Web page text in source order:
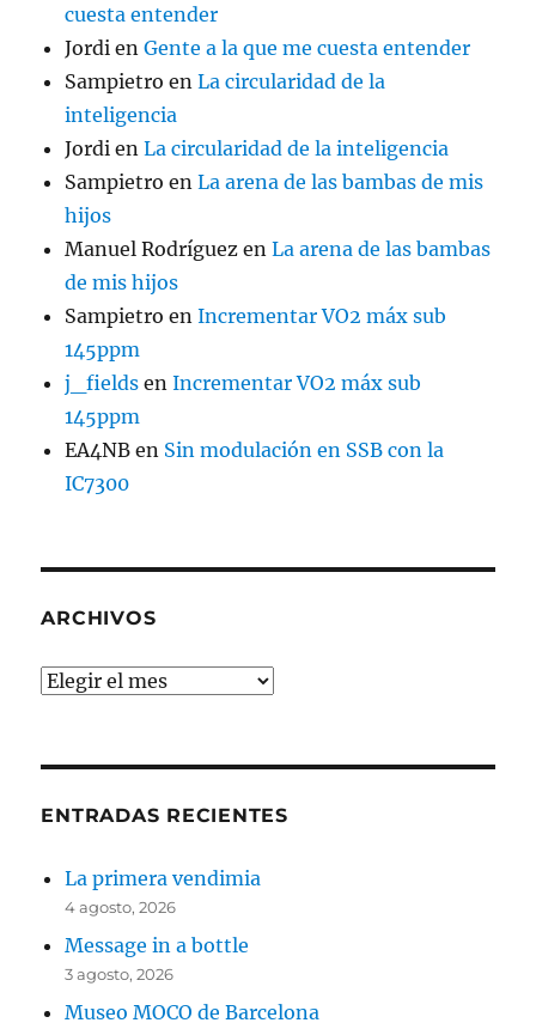
cuesta entender
Jordi enGente a la que me cuesta entender
Sampietro enLa circularidad de la
inteligencia
Jordi enLa circularidad de la inteligencia
Sampietro enLa arena de las bambas de mis
hijos
Manuel Rodríguez enLa arena de las bambas
de mis hijos
Sampietro enIncrementar VO2 máx sub
145ppm
j_fields enIncrementar VO2 máx sub
145ppm
EA4NB en Sin modulación en SSB con la
IC7300
ARCHIVOS
Archivos
ENTRADAS RECIENTES
La primera vendimia
4 agosto, 2026
Message in a bottle
3 agosto, 2026
Museo MOCO de Barcelona